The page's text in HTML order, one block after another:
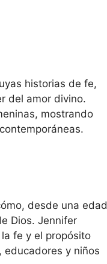
historias de fe,
del amor divino.
mostrando
desde una edad
Dios. Jennifer
fe y el propósito
educadores y niños